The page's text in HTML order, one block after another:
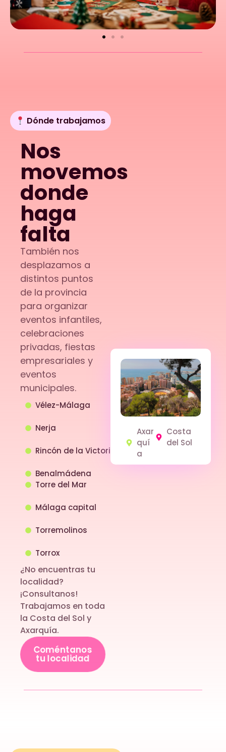
Dónde trabajamos
Nos
movemos
donde
haga
falta
También nos
desplazamos a
distintos puntos
de la provincia
para organizar
eventos infantiles,
celebraciones
privadas, fiestas
empresariales y
eventos
municipales.
Vélez-Málaga
Nerja
Rincón de la Victoria
Benalmádena
Torre del Mar
Málaga capital
Torremolinos
Torrox
¿No encuentras tu
localidad?
¡Consultanos!
Trabajamos en toda
la Costa del Sol y
Axarquía.
Coméntanos
tu localidad
Axar
quí
a
Costa
del Sol